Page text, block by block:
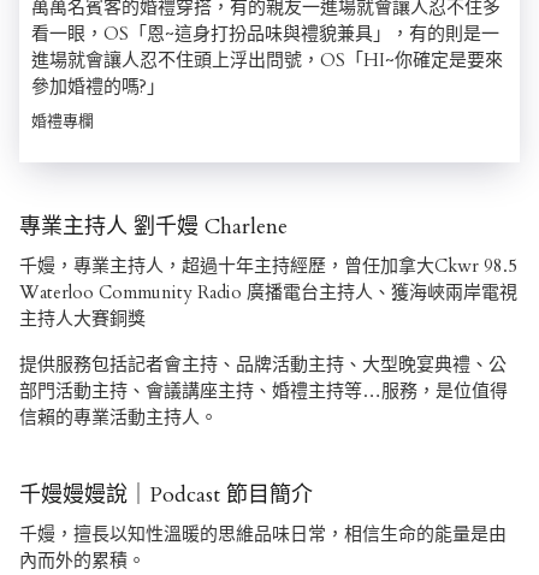
萬萬名賓客的婚禮穿搭，有的親友一進場就會讓人忍不住多
看一眼，OS「恩~這身打扮品味與禮貌兼具」，有的則是一
進場就會讓人忍不住頭上浮出問號，OS「HI~你確定是要來
參加婚禮的嗎?」
婚禮專欄
專業主持人 劉千嫚 Charlene
千嫚，專業主持人，超過十年主持經歷，曾任加拿大Ckwr 98.5
Waterloo Community Radio 廣播電台主持人、獲海峽兩岸電視
主持人大賽銅獎
提供服務包括記者會主持、品牌活動主持、大型晚宴典禮、公
部門活動主持、會議講座主持、婚禮主持等…服務，是位值得
信賴的專業活動主持人。
千嫚嫚嫚說｜Podcast 節目簡介
千嫚，擅長以知性溫暖的思維品味日常，相信生命的能量是由
內而外的累積。